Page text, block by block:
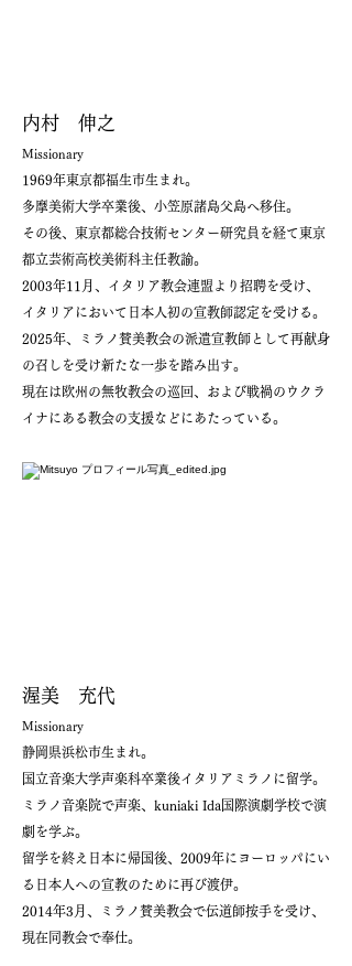
内村 伸之
Missionary
1969年東京都福生市生まれ。
多摩美術大学卒業後、小笠原諸島父島へ移住。
その後、東京都総合技術センター研究員を経て東京
都立芸術高校美術科主任教諭。
2003年11月、イタリア教会連盟より招聘を受け、
イタリアにおいて日本人初の宣教師認定を受ける。
2025年、ミラノ賛美教会の派遣宣教師として再献身
の召しを受け新たな一歩を踏み出す。
現在は欧州の無牧教会の巡回、および戦禍のウクラ
イナにある教会の支援などにあたっている。
渥美 充代
Missionary
静岡県浜松市生まれ。
国立音楽大学声楽科卒業後イタリアミラノに留学。
ミラノ音楽院で声楽、kuniaki Ida国際演劇学校で演
劇を学ぶ。
留学を終え日本に帰国後、2009年にヨーロッパにい
る日本人への宣教のために再び渡伊。
2014年3月、ミラノ賛美教会で伝道師按手を受け、
現在同教会で奉仕。